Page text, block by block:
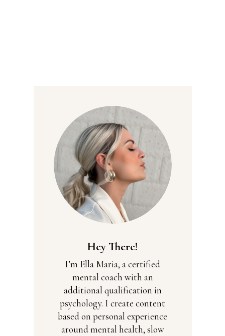
Hey There!
I’m Ella Maria, a certified
mental coach with an
additional qualification in
psychology. I create content
based on personal experience
around mental health, slow